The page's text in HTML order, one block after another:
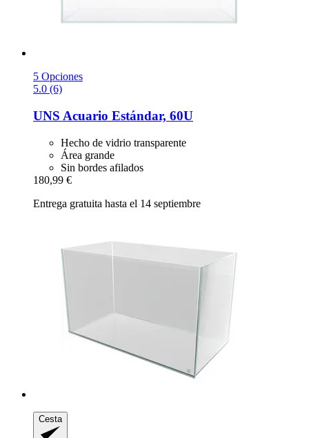
5 Opciones
5.0 (6)
UNS Acuario Estándar, 60U
Hecho de vidrio transparente
Área grande
Sin bordes afilados
180,99 €
Entrega gratuita hasta el 14 septiembre
Cesta